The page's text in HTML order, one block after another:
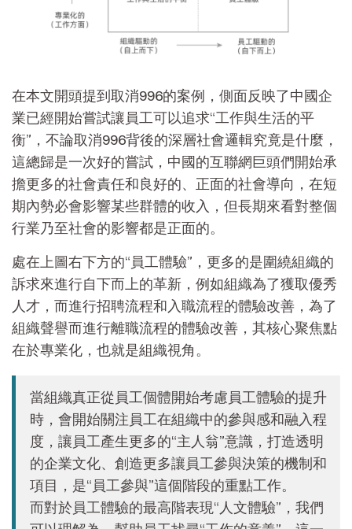
在本文開頭提到取消996的案例，側面反映了中國企
業已經開始嘗試讓員工可以追求“工作與生活的平
衡”，不論取消996背後的深層社會邏輯究竟是什麼，
這總歸是一次好的嘗試，中國的互聯網巨頭們開始承
擔更多的社會責任和良好的、正面的社會導向，在短
期內勢必會影響某些群體的收入，但長期來看對整個
行業乃至社會的影響都是正面的。
處在上圖右下方的“員工體驗”，更多的是圍繞組織的
訴求來進行自下而上的革新，例如組織為了獲取優秀
人才，而進行招聘流程和入職流程的體驗改善，為了
組織聲譽而進行離職流程的體驗改善，其核心聚焦點
在於專業化，也就是組織視角。
當組織真正從員工個體開始考慮員工體驗的提升
時，會開始關注員工在組織中的參與感和融入程
度，讓員工產生更多的“主人翁”意識，打造透明
的企業文化、創造更多讓員工參與決策的機制和
項目，是“員工參與”這個階段的重點工作。
而對於員工體驗的最高階表現“人文體驗”，我們